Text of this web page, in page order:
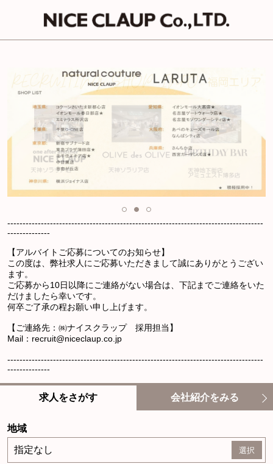
------------------------------------------------------------------------------------
--------------
【アルバイトご応募についてのお知らせ】
この度は、弊社求人にご応募いただきまして誠にありがとうござい
ます。
ご応募から10日以降にご連絡がない場合は、下記までご連絡をいた
だけましたら幸いです。
何卒ご了承の程お願い申し上げます。
【ご連絡先：㈱ナイスクラップ 採用担当】
Mail：recruit@niceclaup.co.jp
------------------------------------------------------------------------------------
--------------
求人をさがす 会社紹介をみる
地域
指定なし